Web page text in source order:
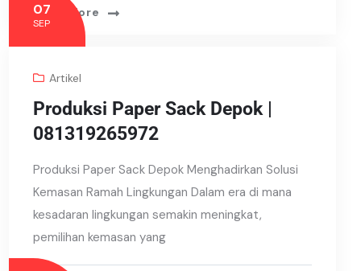
Read More
07
SEP
Artikel
Produksi Paper Sack Depok |
081319265972
Produksi Paper Sack Depok Menghadirkan Solusi
Kemasan Ramah Lingkungan Dalam era di mana
kesadaran lingkungan semakin meningkat,
pemilihan kemasan yang